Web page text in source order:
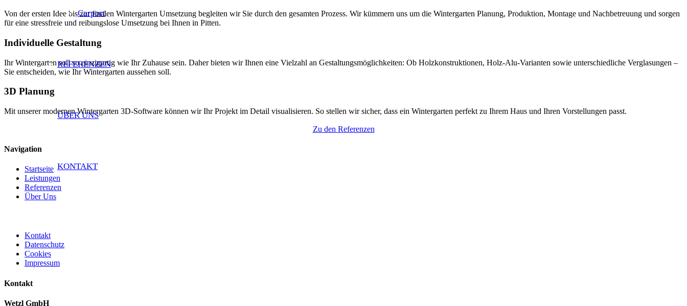
Carport
REFERENZEN
ÜBER UNS
KONTAKT
Von der ersten Idee bis zur finalen Wintergarten Umsetzung begleiten wir Sie durch den gesamten Prozess. Wir kümmern uns um die Wintergarten Planung, Produktion, Montage und Nachbetreuung und sorgen
für eine stressfreie und reibungslose Umsetzung bei Ihnen in Pitten.
Individuelle Gestaltung
Ihr Wintergarten soll so einzigartig wie Ihr Zuhause sein. Daher bieten wir Ihnen eine Vielzahl an Gestaltungsmöglichkeiten: Ob Holzkonstruktionen, Holz-Alu-Varianten sowie unterschiedliche Verglasungen –
Sie entscheiden, wie Ihr Wintergarten aussehen soll.
3D Planung
Mit unserer modernen Wintergarten 3D-Software können wir Ihr Projekt im Detail visualisieren. So stellen wir sicher, dass ein Wintergarten perfekt zu Ihrem Haus und Ihren Vorstellungen passt.
Zu den Referenzen
Navigation
Startseite
Leistungen
Referenzen
Über Uns
Kontakt
Datenschutz
Cookies
Impressum
Kontakt
Wetzl GmbH